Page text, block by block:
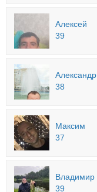
Алексей
39
Александр
38
Максим
37
Владимир
39